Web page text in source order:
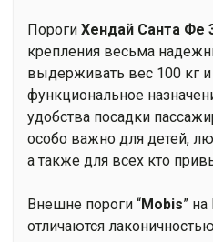
Пороги Хендай Санта Фе
крепления весьма
выдерживать вес 100 кг
функциональное
удобства посадки
особо важно для детей,
а также для всех кто
Внешне пороги “Mobis”
отличаются